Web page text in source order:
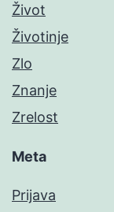
Život
Životinje
Zlo
Znanje
Zrelost
Meta
Prijava